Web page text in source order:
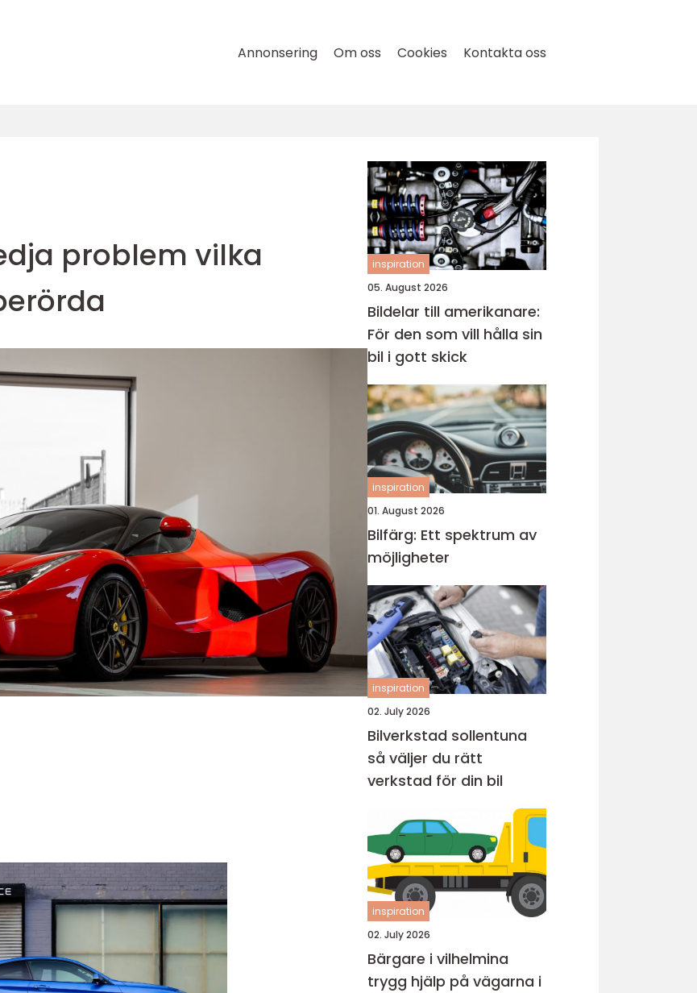
Annonsering Om oss Cookies Kontakta oss
problem vilka
inspiration
05. August 2026
Bildelar till amerikanare:
För den som vill hålla sin
bil i gott skick
inspiration
01. August 2026
Bilfärg: Ett spektrum av
möjligheter
inspiration
02. July 2026
Bilverkstad sollentuna
så väljer du rätt
verkstad för din bil
inspiration
02. July 2026
Bärgare i vilhelmina
trygg hjälp på vägarna i